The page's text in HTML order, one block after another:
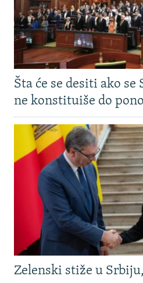
Šta će se desiti ako
ne konstituiše do
Zelenski stiže u